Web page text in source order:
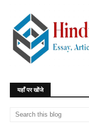
यहाँ पर खोंजे